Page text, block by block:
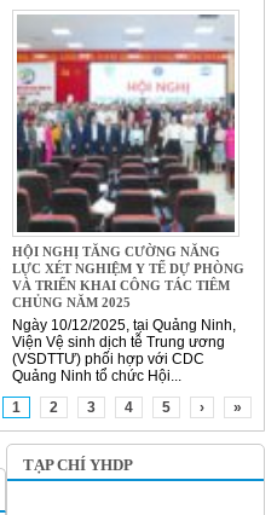
HỘI NGHỊ TĂNG CƯỜNG NĂNG
LỰC XÉT NGHIỆM Y TẾ DỰ PHÒNG
VÀ TRIỂN KHAI CÔNG TÁC TIÊM
CHỦNG NĂM 2025
Ngày 10/12/2025, tại Quảng Ninh,
Viện Vệ sinh dịch tễ Trung ương
(VSDTTƯ) phối hợp với CDC
Quảng Ninh tổ chức Hội...
1
2 3 4 5 › »
TẠP CHÍ YHDP